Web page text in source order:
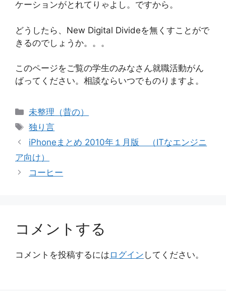
ケーションがとれてりゃよし。ですから。
どうしたら、New Digital Divideを無くすことがで
きるのでしょうか。。。
このページをご覧の学生のみなさん就職活動がん
ばってください。相談ならいつでものりますよ。
カ
テ
リ
ー
未整理（昔の）
タ
グ
独り言
iPhoneまとめ 2010年１月版 （ITなエンジニ
ア向け）
コーヒー
コメントする
コメントを投稿するには ログイン してください。